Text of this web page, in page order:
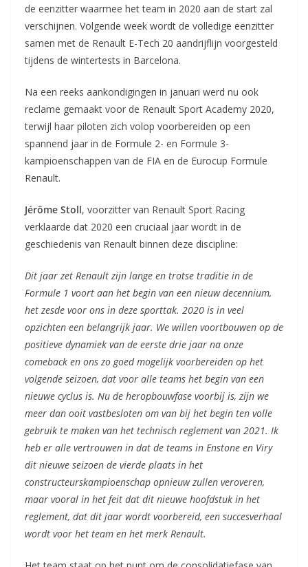
de eenzitter waarmee het team in 2020 aan de start zal
verschijnen. Volgende week wordt de volledige eenzitter
samen met de Renault E-Tech 20 aandrijflijn voorgesteld
tijdens de wintertests in Barcelona.
Na een reeks aankondigingen in januari werd nu ook
reclame gemaakt voor de Renault Sport Academy 2020,
terwijl haar piloten zich volop voorbereiden op een
spannend jaar in de Formule 2- en Formule 3-
kampioenschappen van de FIA en de Eurocup Formule
Renault.
Jérôme Stoll, voorzitter van Renault Sport Racing
verklaarde dat 2020 een cruciaal jaar wordt in de
geschiedenis van Renault binnen deze discipline:
Dit jaar zet Renault zijn lange en trotse traditie in de
Formule 1 voort aan het begin van een nieuw decennium,
het zesde voor ons in deze sporttak. 2020 is in veel
opzichten een belangrijk jaar. We willen voortbouwen op de
positieve dynamiek van de eerste drie jaar na onze
comeback en ons zo goed mogelijk voorbereiden op het
volgende seizoen, dat voor alle teams het begin van een
nieuwe cyclus is. Nu de heropbouwfase voorbij is, zijn we
meer dan ooit vastbesloten om van bij het begin ten volle
gebruik te maken van het technisch reglement van 2021. Ik
heb er alle vertrouwen in dat de teams in Enstone en Viry
dit nieuwe seizoen de vierde plaats in het
constructeurskampioenschap opnieuw zullen veroveren,
maar vooral in het feit dat dit nieuwe hoofdstuk in het
reglement, dat dit jaar wordt voorbereid, een succesverhaal
wordt voor het team en het merk Renault.